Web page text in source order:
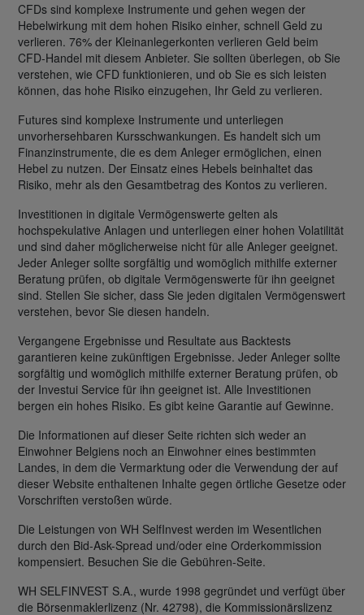
CFDs sind komplexe Instrumente und gehen wegen der
Hebelwirkung mit dem hohen Risiko einher, schnell Geld zu
verlieren. 76% der Kleinanlegerkonten verlieren Geld beim
CFD-Handel mit diesem Anbieter. Sie sollten überlegen, ob Sie
verstehen, wie CFD funktionieren, und ob Sie es sich leisten
können, das hohe Risiko einzugehen, Ihr Geld zu verlieren.
Futures sind komplexe Instrumente und unterliegen
unvorhersehbaren Kursschwankungen. Es handelt sich um
Finanzinstrumente, die es dem Anleger ermöglichen, einen
Hebel zu nutzen. Der Einsatz eines Hebels beinhaltet das
Risiko, mehr als den Gesamtbetrag des Kontos zu verlieren.
Investitionen in digitale Vermögenswerte gelten als
hochspekulative Anlagen und unterliegen einer hohen Volatilität
und sind daher möglicherweise nicht für alle Anleger geeignet.
Jeder Anleger sollte sorgfältig und womöglich mithilfe externer
Beratung prüfen, ob digitale Vermögenswerte für ihn geeignet
sind. Stellen Sie sicher, dass Sie jeden digitalen Vermögenswert
verstehen, bevor Sie diesen handeln.
Vergangene Ergebnisse und Resultate aus Backtests
garantieren keine zukünftigen Ergebnisse. Jeder Anleger sollte
sorgfältig und womöglich mithilfe externer Beratung prüfen, ob
der Investui Service für ihn geeignet ist. Alle Investitionen
bergen ein hohes Risiko. Es gibt keine Garantie auf Gewinne.
Die Informationen auf dieser Seite richten sich weder an
Einwohner Belgiens noch an Einwohner eines bestimmten
Landes, in dem die Vermarktung oder die Verwendung der auf
dieser Website enthaltenen Inhalte gegen örtliche Gesetze oder
Vorschriften verstoßen würde.
Die Leistungen von WH SelfInvest werden im Wesentlichen
durch den Bid-Ask-Spread und/oder eine Orderkommission
kompensiert. Besuchen Sie die Gebühren-Seite.
WH SELFINVEST S.A., wurde 1998 gegründet und verfügt über
die Börsenmaklerlizenz (Nr. 42798), die Kommissionärslizenz